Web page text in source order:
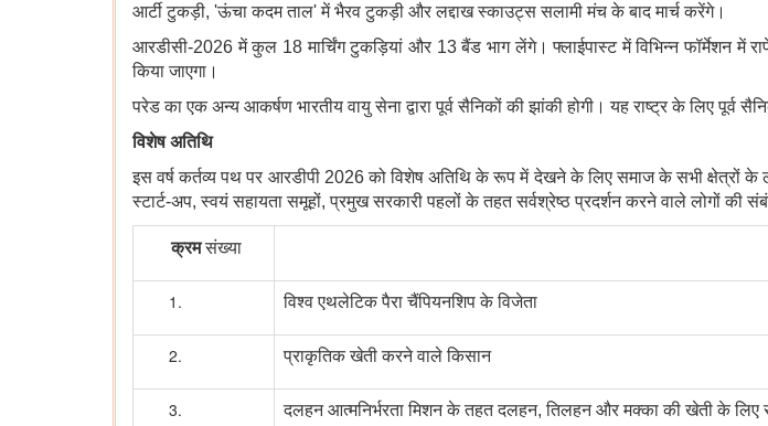
आर्टी टुकड़ी, 'ऊंचा कदम ताल' में भैरव टुकड़ी और लद्दाख स्काउट्स सलामी मंच के बाद मार्च करेंगे।
आरडीसी-2026 में कुल 18 मार्चिंग टुकड़ियां और 13 बैंड भाग लेंगे। फ्लाईपास्ट में विभिन्न फॉर्मेशन
किया जाएगा।
परेड का एक अन्य आकर्षण भारतीय वायु सेना द्वारा पूर्व सैनिकों की झांकी होगी। यह राष्ट्र के लिए पूर्व
विशेष अतिथि
इस वर्ष कर्तव्य पथ पर आरडीपी 2026 को विशेष अतिथि के रूप में देखने के लिए समाज के सभी क्षेत्रों के
स्टार्ट-अप, स्वयं सहायता समूहों, प्रमुख सरकारी पहलों के तहत सर्वश्रेष्ठ प्रदर्शन करने वाले लोगों की
क्रम संख्या
विश्व एथलेटिक पैरा चैंपियनशिप के विजेता
प्राकृतिक खेती करने वाले किसान
दलहन आत्मनिर्भरता मिशन के तहत दलहन, तिलहन और मक्का की खेती के लिए